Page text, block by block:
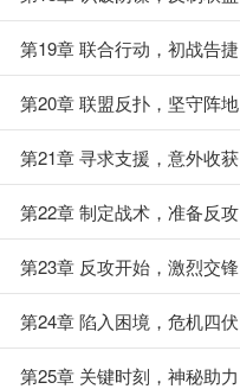
第19章 联合行动，初战告捷
第20章 联盟反扑，坚守阵地
第21章 寻求支援，意外收获
第22章 制定战术，准备反攻
第23章 反攻开始，激烈交锋
第24章 陷入困境，危机四伏
第25章 关键时刻，神秘助力